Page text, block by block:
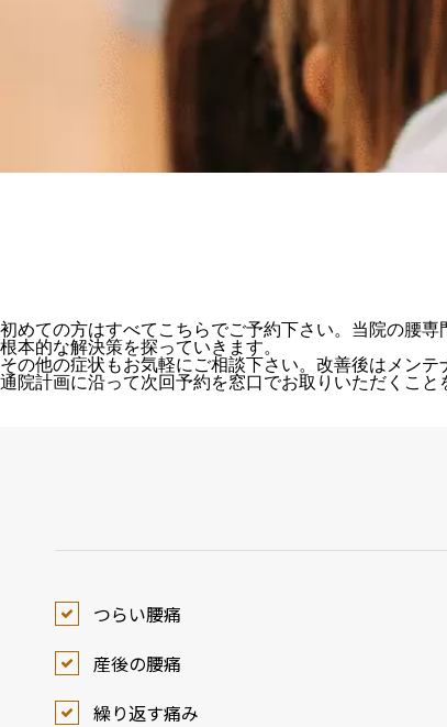
初めての方はすべてこちらでご予約下さい。当院の腰
根本的な解決策を探っていきます。
その他の症状もお気軽にご相談下さい。改善後はメン
通院計画に沿って次回予約を窓口でお取りいただくこと
つらい腰痛
産後の腰痛
繰り返す痛み